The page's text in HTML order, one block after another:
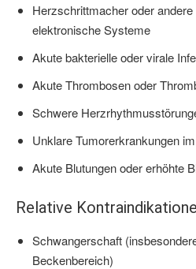
Herzschrittmacher oder
elektronische Systeme
Akute bakterielle oder virale
Akute Thrombosen oder
Schwere
Unklare Tumorerkrankungen
Akute Blutungen oder erhöhte
Relative
Schwangerschaft
Beckenbereich)